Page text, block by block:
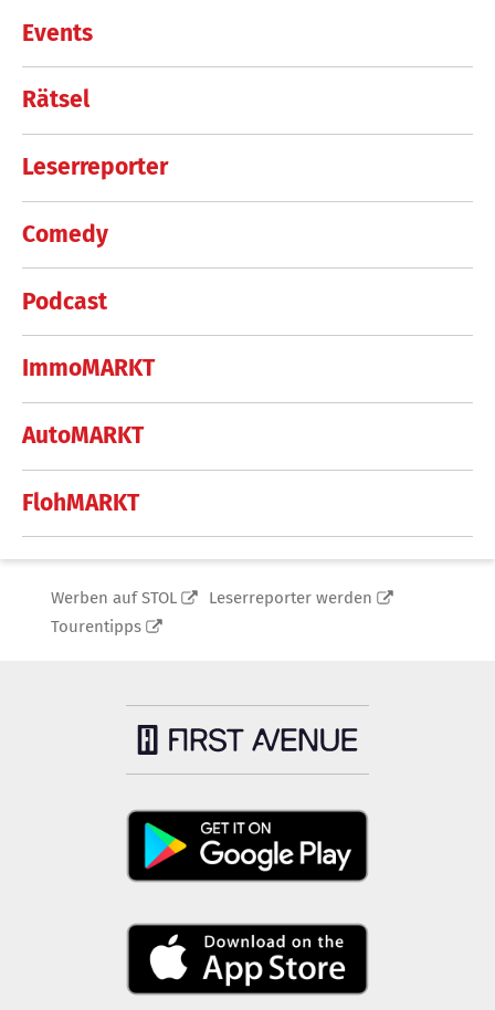
Events
Rätsel
Leserreporter
Comedy
Podcast
ImmoMARKT
AutoMARKT
FlohMARKT
Werben auf STOL
Leserreporter werden
Tourentipps